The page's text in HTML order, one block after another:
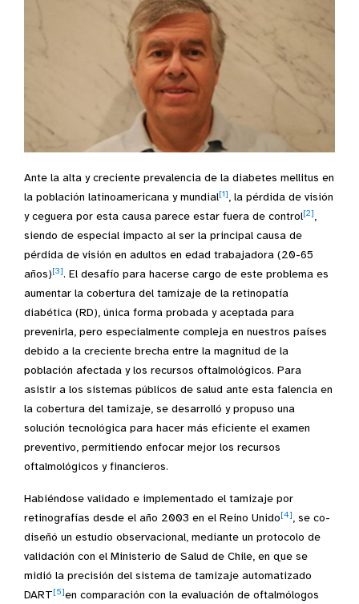
Ante la alta y creciente prevalencia de la diabetes mellitus en
la población latinoamericana y mundial[1], la pérdida de visión
y ceguera por esta causa parece estar fuera de control[2],
siendo de especial impacto al ser la principal causa de
pérdida de visión en adultos en edad trabajadora (20-65
años)[3]. El desafío para hacerse cargo de este problema es
aumentar la cobertura del tamizaje de la retinopatía
diabética (RD), única forma probada y aceptada para
prevenirla, pero especialmente compleja en nuestros países
debido a la creciente brecha entre la magnitud de la
población afectada y los recursos oftalmológicos. Para
asistir a los sistemas públicos de salud ante esta falencia en
la cobertura del tamizaje, se desarrolló y propuso una
solución tecnológica para hacer más eficiente el examen
preventivo, permitiendo enfocar mejor los recursos
oftalmológicos y financieros.
Habiéndose validado e implementado el tamizaje por
retinografías desde el año 2003 en el Reino Unido[4], se co-
diseñó un estudio observacional, mediante un protocolo de
validación con el Ministerio de Salud de Chile, en que se
midió la precisión del sistema de tamizaje automatizado
DART[5]en comparación con la evaluación de oftalmólogos